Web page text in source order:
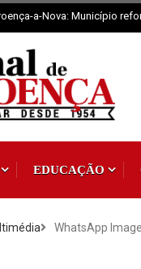
Sertã: Crianças imaginam o
EDUCAÇÃO
WhatsApp